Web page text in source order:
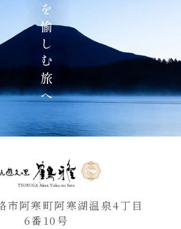
市阿寒町阿寒湖温泉4丁目
6番10号